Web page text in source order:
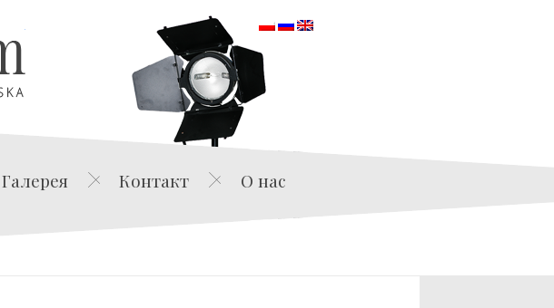
Edwin Film Agencja Aktorska
Галерея Контакт О нас